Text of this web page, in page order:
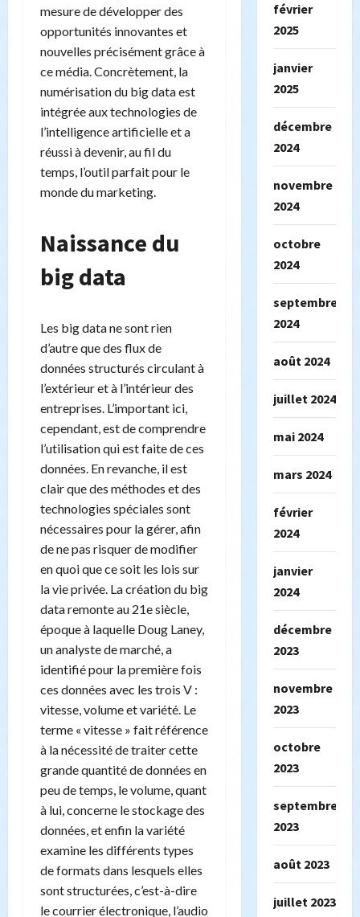
mesure de développer des
opportunités innovantes et
nouvelles précisément grâce à
ce média. Concrètement, la
numérisation du big data est
intégrée aux technologies de
l’intelligence artificielle et a
réussi à devenir, au fil du
temps, l’outil parfait pour le
monde du marketing.
Naissance du
big data
Les big data ne sont rien
d’autre que des flux de
données structurés circulant à
l’extérieur et à l’intérieur des
entreprises. L’important ici,
cependant, est de comprendre
l’utilisation qui est faite de ces
données. En revanche, il est
clair que des méthodes et des
technologies spéciales sont
nécessaires pour la gérer, afin
de ne pas risquer de modifier
en quoi que ce soit les lois sur
la vie privée. La création du big
data remonte au 21e siècle,
époque à laquelle Doug Laney,
un analyste de marché, a
identifié pour la première fois
ces données avec les trois V :
vitesse, volume et variété. Le
terme « vitesse » fait référence
à la nécessité de traiter cette
grande quantité de données en
peu de temps, le volume, quant
à lui, concerne le stockage des
données, et enfin la variété
examine les différents types
de formats dans lesquels elles
sont structurées, c’est-à-dire
le courrier électronique, l’audio
février
2025
janvier
2025
décembre
2024
novembre
2024
octobre
2024
septembre
2024
août 2024
juillet 2024
mai 2024
mars 2024
février
2024
janvier
2024
décembre
2023
novembre
2023
octobre
2023
septembre
2023
août 2023
juillet 2023